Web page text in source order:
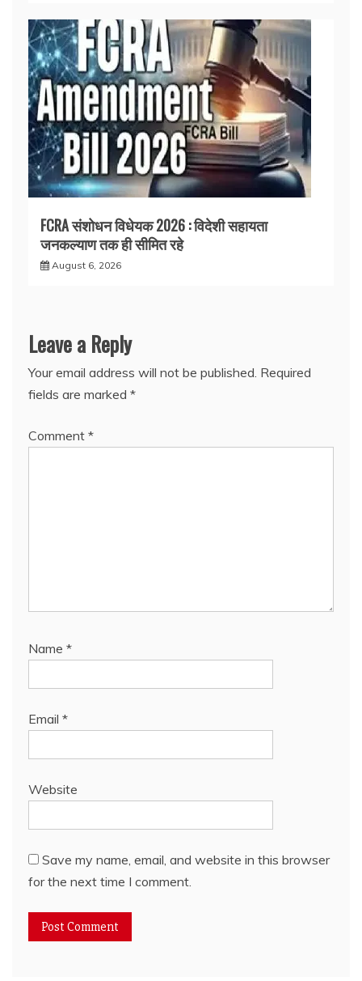
FCRA संशोधन विधेयक 2026 : विदेशी सहायता
जनकल्याण तक ही सीमित रहे
August 6, 2026
Leave a Reply
Your email address will not be published. Required
fields are marked *
Comment *
Name *
Email *
Website
Save my name, email, and website in this browser
for the next time I comment.